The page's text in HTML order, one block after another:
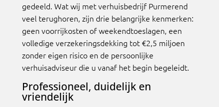
gedeeld. Wat wij met verhuisbedrijf Purmerend
veel terughoren, zijn drie belangrijke kenmerken:
geen voorrijkosten of weekendtoeslagen, een
volledige verzekeringsdekking tot €2,5 miljoen
zonder eigen risico en de persoonlijke
verhuisadviseur die u vanaf het begin begeleidt.
Professioneel, duidelijk en
vriendelijk